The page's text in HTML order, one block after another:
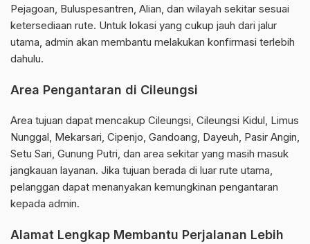
Pejagoan, Buluspesantren, Alian, dan wilayah sekitar sesuai
ketersediaan rute. Untuk lokasi yang cukup jauh dari jalur
utama, admin akan membantu melakukan konfirmasi terlebih
dahulu.
Area Pengantaran di Cileungsi
Area tujuan dapat mencakup Cileungsi, Cileungsi Kidul, Limus
Nunggal, Mekarsari, Cipenjo, Gandoang, Dayeuh, Pasir Angin,
Setu Sari, Gunung Putri, dan area sekitar yang masih masuk
jangkauan layanan. Jika tujuan berada di luar rute utama,
pelanggan dapat menanyakan kemungkinan pengantaran
kepada admin.
Alamat Lengkap Membantu Perjalanan Lebih